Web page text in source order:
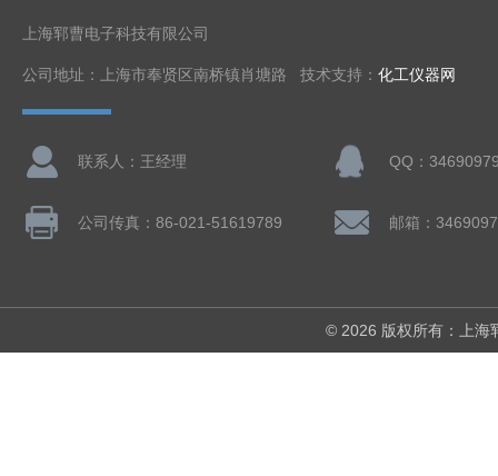
上海郓曹电子科技有限公司
公司地址：上海市奉贤区南桥镇肖塘路 技术支持： 化工仪器网
联系人：王经理 QQ：
公司传真：86-021-51619789 邮箱：
© 2026 版权所有：上